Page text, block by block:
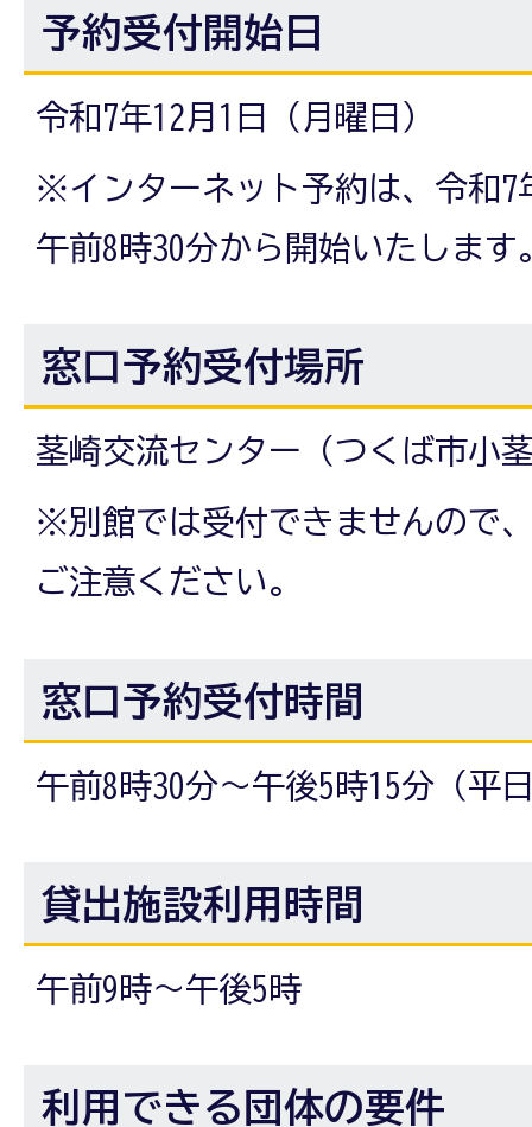
予約受付開始日
令和7年12月1日（月曜日）
※インターネット予約は、令和7
午前8時30分から開始いたします
窓口予約受付場所
茎崎交流センター（つくば市小
※別館では受付できませんので
ご注意ください。
窓口予約受付時間
午前8時30分～午後5時15分（平
貸出施設利用時間
午前9時～午後5時
利用できる団体の要件